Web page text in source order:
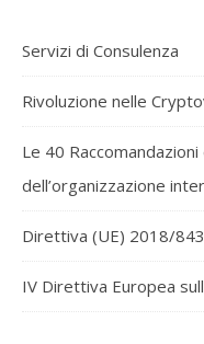
Servizi di Consulenza
Rivoluzione nelle
Le 40
dell’organizzazione
Direttiva (UE) 2018/
IV Direttiva Europea